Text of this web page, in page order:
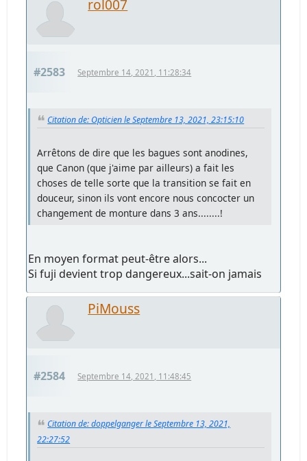
rol007
#2583 Septembre 14, 2021, 11:28:34
Citation de: Opticien le Septembre 13, 2021, 23:15:10
Arrêtons de dire que les bagues sont anodines,
que Canon (que j'aime par ailleurs) a fait les
choses de telle sorte que la transition se fait en
douceur, sinon ils vont encore nous concocter un
changement de monture dans 3 ans........!
En moyen format peut-être alors...
Si fuji devient trop dangereux...sait-on jamais
PiMouss
#2584 Septembre 14, 2021, 11:48:45
Citation de: doppelganger le Septembre 13, 2021,
22:27:52